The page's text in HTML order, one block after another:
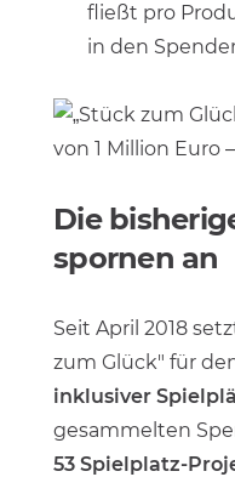
fließt pro
in den
Die
spornen an
Seit April 2018
zum Glück" für
inklusiver
gesammelten
53 Spielplatz-